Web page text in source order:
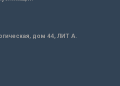
дом 44, ЛИТ А.